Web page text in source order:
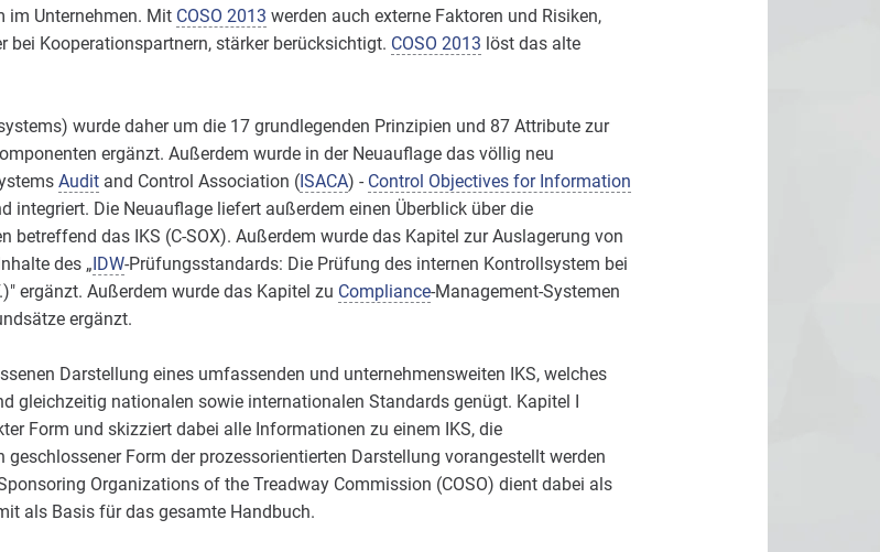
im Unternehmen. Mit COSO 2013 werden auch externe Faktoren und Risiken,
bei Kooperationspartnern, stärker berücksichtigt. COSO 2013 löst das alte
wurde daher um die 17 grundlegenden Prinzipien und 87 Attribute zur
ergänzt. Außerdem wurde in der Neuauflage das völlig neu
Auditand Control Association (ISACA) - Control Objectives for Information
integriert. Die Neuauflage liefert außerdem einen Überblick über die
betreffend das IKS (C-SOX). Außerdem wurde das Kapitel zur Auslagerung von
des „IDW-Prüfungsstandards: Die Prüfung des internen Kontrollsystem bei
ergänzt. Außerdem wurde das Kapitel zu Compliance-Management-Systemen
ergänzt.
Darstellung eines umfassenden und unternehmensweiten IKS, welches
gleichzeitig nationalen sowie internationalen Standards genügt. Kapitel I
Form und skizziert dabei alle Informationen zu einem IKS, die
Form der prozessorientierten Darstellung vorangestellt werden
Organizations of the Treadway Commission (COSO) dient dabei als
als Basis für das gesamte Handbuch.